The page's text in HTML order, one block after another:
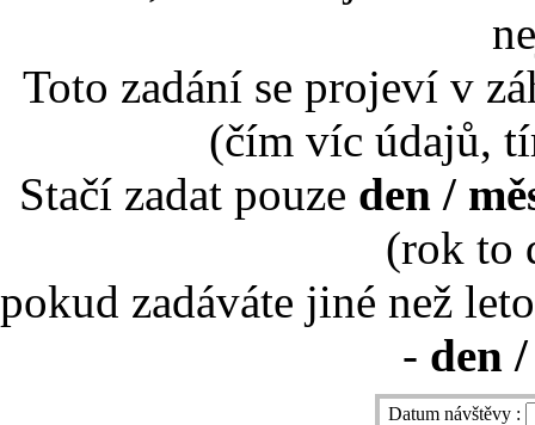
Toto zadání se projeví v
(čím víc údajů,
Stačí zadat pouze den /
(rok to
pokud zadáváte jiné než
- den
Datum návštěvy :